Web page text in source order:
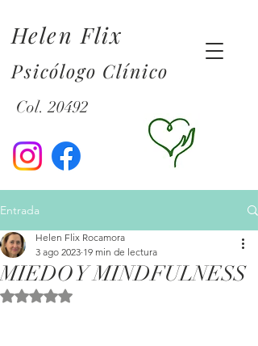
Helen Flix
Psicólogo Clínico
Col. 20492
Entrada
MIEDO Y MINDFULNESS
Helen Flix Rocamora
3 ago 2023 19 min de lectura
Obtuvo NaN de 5 estrellas.